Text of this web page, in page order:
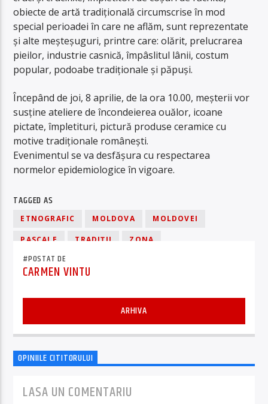
obiecte de artă tradițională circumscrise în mod
special perioadei în care ne aflăm, sunt reprezentate
și alte meșteșuguri, printre care: olărit, prelucrarea
pieilor, industrie casnică, împâslitul lânii, costum
popular, podoabe tradiționale și păpuși.
Începând de joi, 8 aprilie, de la ora 10.00, meșterii vor
susține ateliere de încondeierea ouălor, icoane
pictate, împletituri, pictură produse ceramice cu
motive tradiționale românești.
Evenimentul se va desfășura cu respectarea
normelor epidemiologice în vigoare.
TAGGED AS
ETNOGRAFIC MOLDOVA MOLDOVEI
PASCALE TRADIȚII ZONA
#POSTAT DE
CARMEN VINTU
ARHIVA
OPINIILE CITITORULUI
LASA UN COMENTARIU